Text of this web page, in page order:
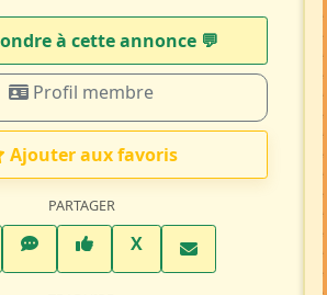
à cette annonce 💬​
Profil membre
Ajouter aux favoris
PARTAGER
WhatsAppFacebook
XTwitter X